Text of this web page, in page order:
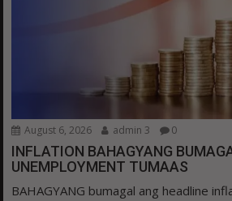
August 6, 2026 admin 3 0
INFLATION BAHAGYANG
UNEMPLOYMENT TUMAAS
BAHAGYANG bumagal ang headline